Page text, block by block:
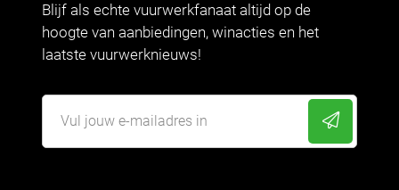
Blijf als echte vuurwerkfanaat altijd op de
hoogte van aanbiedingen, winacties en het
laatste vuurwerknieuws!